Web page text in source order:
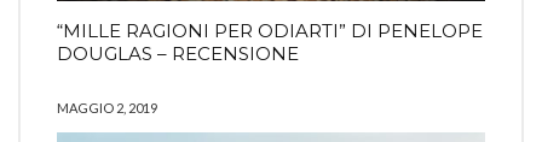
“MILLE RAGIONI PER ODIARTI” DI PENELOPE
DOUGLAS – RECENSIONE
MAGGIO 2, 2019